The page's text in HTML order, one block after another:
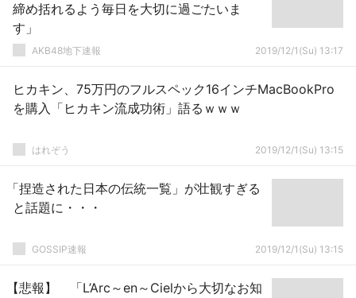
締め括れるよう毎日を大切に過ごたいま
す」
AKB48地下速報 2019/12/1(Su) 13:17
ヒカキン、75万円のフルスペック16インチMacBookPro
を購入「ヒカキン流成功術」語るｗｗｗ
はれぞう 2019/12/1(Su) 13:15
「捏造された日本の伝統一覧」が壮観すぎる
と話題に・・・
GOSSIP速報 2019/12/1(Su) 13:15
【悲報】 「L’Arc～en～Cielから大切なお知